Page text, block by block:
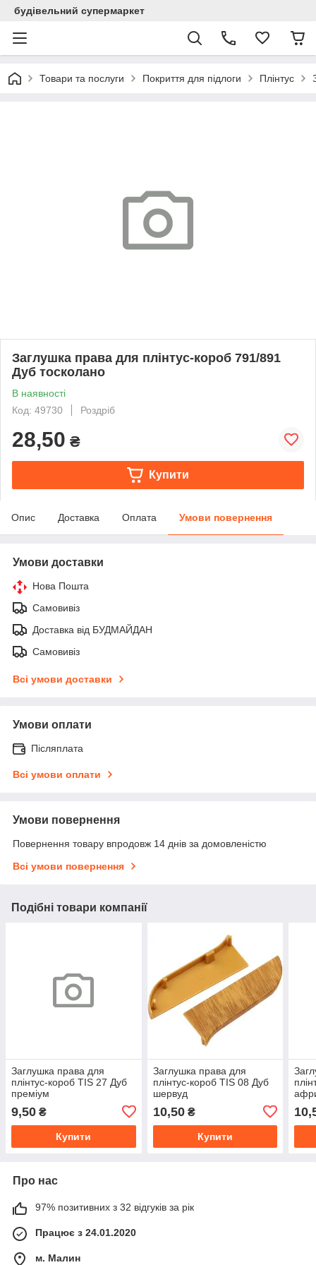
будівельний супермаркет
Товари та послуги Покриття для підлоги Плінтус
Заглушка права для плінтус-короб 791/891
Дуб тосколано
В наявності
Код: 49730
Роздріб
28,50 ₴
Купити
Опис Доставка Оплата Умови повернення
Умови доставки
Нова Пошта
Самовивіз
Доставка від БУДМАЙДАН
Самовивіз
Всі умови доставки
Умови оплати
Післяплата
Всі умови оплати
Умови повернення
Повернення товару впродовж 14 днів за домовленістю
Всі умови повернення
Подібні товари компанії
Заглушка права для
плінтус-короб TIS 27 Дуб
преміум
9,50 ₴
Купити
Заглушка права для
плінтус-короб TIS 08 Дуб
шервуд
10,50₴
Купити
Про нас
97% позитивних з 32 відгуків за рік
Працює з 24.01.2020
м. Малин